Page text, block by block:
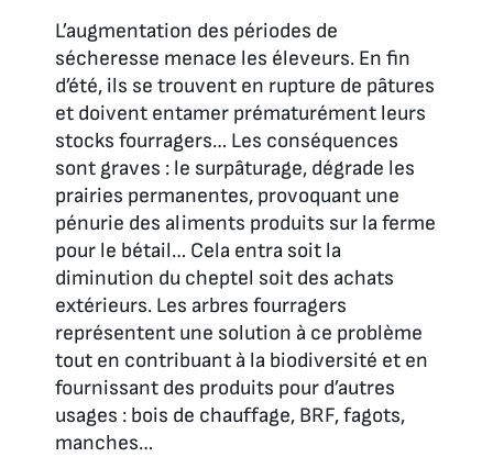
L’augmentation des périodes de
sécheresse menace les éleveurs. En fin
d’été, ils se trouvent en rupture de pâtures
et doivent entamer prématurément leurs
stocks fourragers… Les conséquences
sont graves : le surpâturage, dégrade les
prairies permanentes, provoquant une
pénurie des aliments produits sur la ferme
pour le bétail… Cela entra soit la
diminution du cheptel soit des achats
extérieurs. Les arbres fourragers
représentent une solution à ce problème
tout en contribuant à la biodiversité et en
fournissant des produits pour d’autres
usages : bois de chauffage, BRF, fagots,
manches…